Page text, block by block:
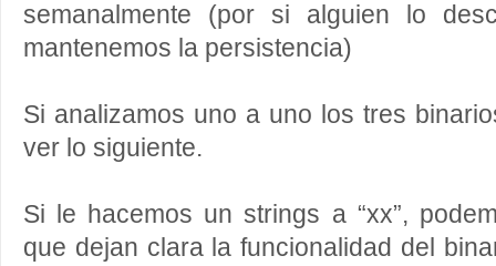
semanalmente (por si alguien lo
mantenemos la persistencia)
Si analizamos uno a uno los tres
ver lo siguiente.
Si le hacemos un strings a “xx”,
que dejan clara la funcionalidad del